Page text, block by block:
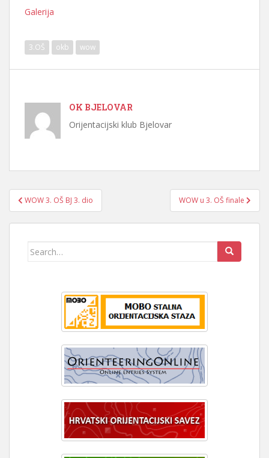
Galerija
3.OŠ okb wow
OK BJELOVAR
Orijentacijski klub Bjelovar
Navigacija
objava
WOW 3. OŠ BJ 3. dio WOW u 3. OŠ finale
Search